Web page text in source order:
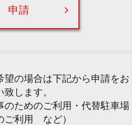
申請
望の場合は下記から申請をお
致します。
のためのご利用・代替駐車場
ご利用 など）